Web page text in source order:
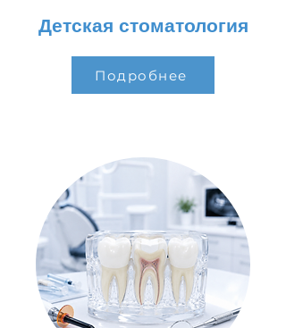
Детская стоматология
Подробнее